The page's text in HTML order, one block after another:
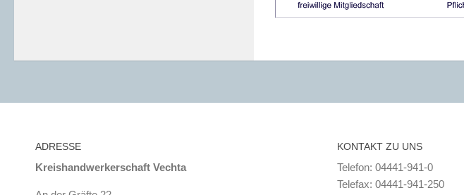
ADRESSE
Kreishandwerkerschaft Vechta
KONTAKT ZU UNS
Telefon: 04441-941-0
Telefax: 04441-941-250